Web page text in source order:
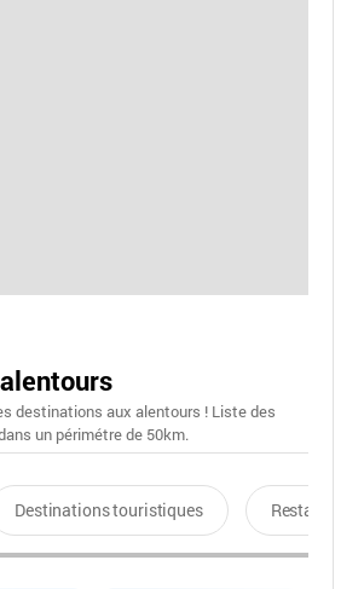
destinations aux alentours ! Liste des
un périmétre de 50km.
Destinations touristiques Restaurants